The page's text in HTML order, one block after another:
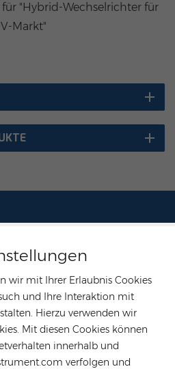
wir mit Ihrer Erlaubnis Cookies
und Ihre Interaktion mit
Hierzu verwenden wir
Mit diesen Cookies können
innerhalb und
verfolgen und
"Hybrid-Wechselrichter für
Markt"
40, 52457